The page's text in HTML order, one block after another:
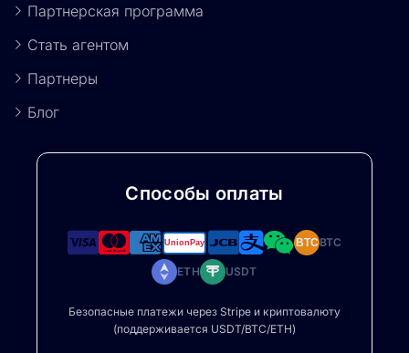
Партнерская программа
Стать агентом
Партнеры
Блог
Способы оплаты
BTCBTC
ETH USDT
Безопасные платежи через Stripe и криптовалюту
(поддерживается USDT/BTC/ETH)